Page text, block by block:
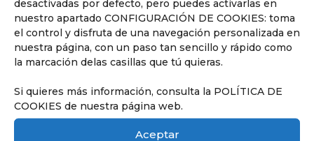
desactivadas por defecto, pero puedes activarlas en
nuestro apartado CONFIGURACIÓN DE COOKIES: toma
el control y disfruta de una navegación personalizada en
nuestra página, con un paso tan sencillo y rápido como
la marcación delas casillas que tú quieras.
Si quieres más información, consulta la POLÍTICA DE
COOKIES de nuestra página web.
Aceptar